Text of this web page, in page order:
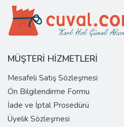
MÜŞTERİ HİZMETLERİ
Mesafeli Satış Sözleşmesi
Ön Bilgilendirme Formu
İade ve İptal Prosedürü
Üyelik Sözleşmesi